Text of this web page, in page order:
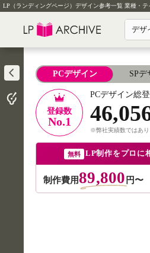
LP（ランディングページ）デザイン参考一覧 業種・テ
デザ
PCデザイン SPデ
登録数
No.1
PCデザイン総
※弊社実績数ではあり
無料 LP制作をプロに
制作費用89,800 円〜